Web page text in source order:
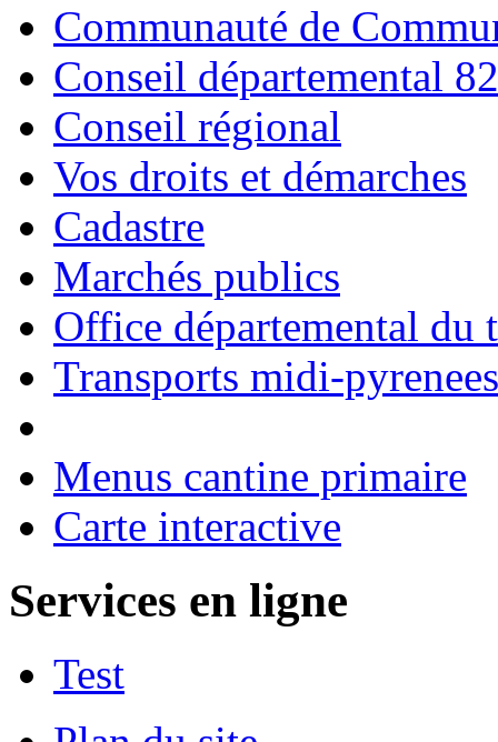
Communauté de
Conseil départemental 82
Conseil régional
Vos droits et démarches
Cadastre
Marchés publics
Office départemental du
Transports midi-pyrenees
Menus cantine primaire
Carte interactive
Services en ligne
Test